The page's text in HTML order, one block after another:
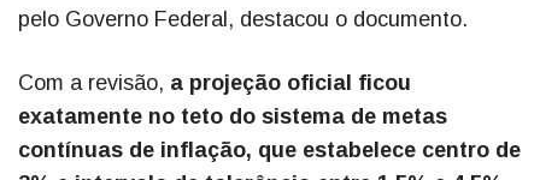
pelo Governo Federal, destacou o documento.
Com a revisão, a projeção oficial ficou
exatamente no teto do sistema de metas
contínuas de inflação, que estabelece centro de